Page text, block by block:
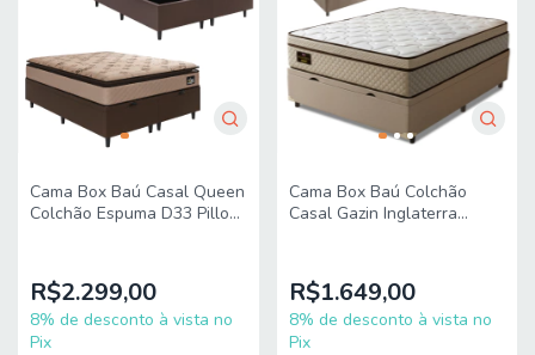
Cama Box Baú Casal Queen
Colchão Espuma D33 Pillow
Marrom Hellen
R$2.299,00
8% de desconto à vista no
Pix
Cama Box Baú Colchão
Casal Gazin Inglaterra
R$1.649,00
8% de desconto à vista no
Pix